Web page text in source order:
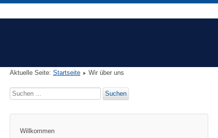
Aktuelle Seite: Startseite Wir über uns
Suchen
Suchen
Willkommen